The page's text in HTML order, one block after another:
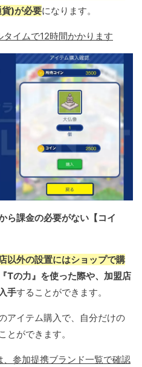
)が必要になります。
イムで12時間かかります
ら課金の必要がない【コイ
以外の設置にはショップで購
『Tの力』を使った際や、加盟店
手することができます。
アイテム購入で、自分だけの
とができます。
参加提携ブランド一覧で確認